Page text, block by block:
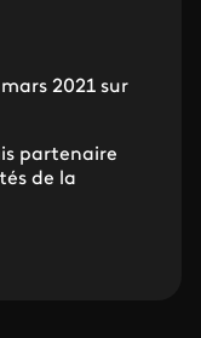
2021 sur
partenaire
de la